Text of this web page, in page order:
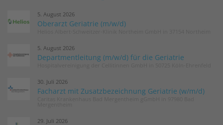
5. August 2026
Oberarzt Geriatrie (m/w/d)
5. August 2026
Departmentleitung (m/w/d) für die Geriatrie
30. Juli 2026
Facharzt mit Zusatzbezeichnung Geriatrie (w/m/d)
29. Juli 2026